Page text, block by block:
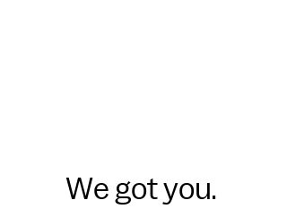
We got you.